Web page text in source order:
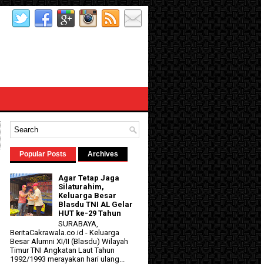
Popular Posts Archives
Agar Tetap Jaga
Silaturahim,
Keluarga Besar
Blasdu TNI AL Gelar
HUT ke-29 Tahun
SURABAYA,
BeritaCakrawala.co.id - Keluarga
Besar Alumni XI/II (Blasdu) Wilayah
Timur TNI Angkatan Laut Tahun
1992/1993 merayakan hari ulang...